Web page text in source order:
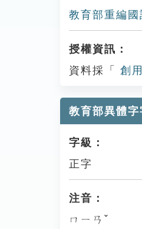
教育部重編
授權資訊：
資料採「
創
教育部異體字
字級：
正字
注音：
ㄇㄧㄢˇ